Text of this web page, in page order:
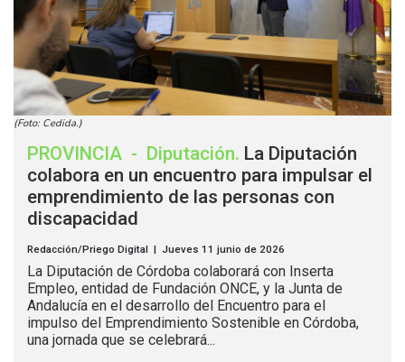
(Foto: Cedida.)
PROVINCIA - Diputación. La Diputación
colabora en un encuentro para impulsar el
emprendimiento de las personas con
discapacidad
Redacción/Priego Digital | Jueves 11 junio de 2026
La Diputación de Córdoba colaborará con Inserta
Empleo, entidad de Fundación ONCE, y la Junta de
Andalucía en el desarrollo del Encuentro para el
impulso del Emprendimiento Sostenible en Córdoba,
una jornada que se celebrará...